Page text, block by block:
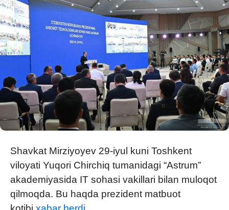
Shavkat Mirziyoyev 29-iyul kuni Toshkent
viloyati Yuqori Chirchiq tumanidagi “Astrum”
akademiyasida IT sohasi vakillari bilan muloqot
qilmoqda. Bu haqda prezident matbuot